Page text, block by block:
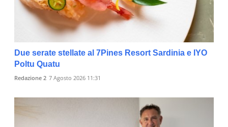
Due serate stellate al 7Pines Resort Sardinia e IYO
Poltu Quatu
Redazione 2 7 Agosto 2026 11:31